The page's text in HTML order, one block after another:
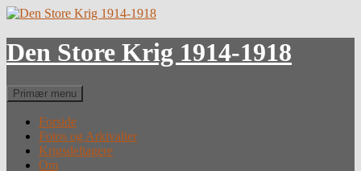
Hop
indhold
Den Store Krig 1914-1918
Søg
Primær menu
Forside
Fotos og Arkivalier
Krigsdeltagere
Om